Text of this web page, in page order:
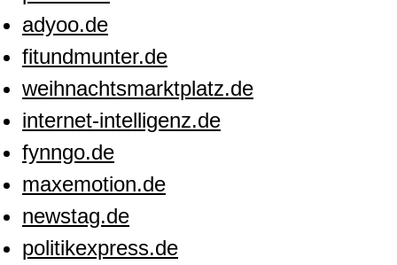
adyoo.de
fitundmunter.de
weihnachtsmarktplatz.de
internet-intelligenz.de
fynngo.de
maxemotion.de
newstag.de
politikexpress.de